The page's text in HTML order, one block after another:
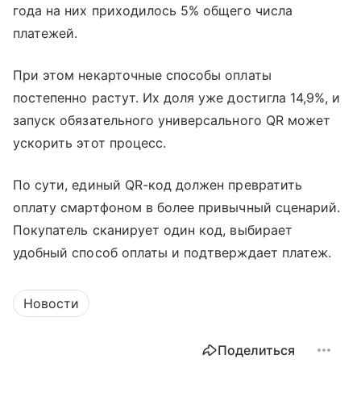
года на них приходилось 5% общего числа
платежей.
При этом некарточные способы оплаты
постепенно растут. Их доля уже достигла 14,9%, и
запуск обязательного универсального QR может
ускорить этот процесс.
По сути, единый QR-код должен превратить
оплату смартфоном в более привычный сценарий.
Покупатель сканирует один код, выбирает
удобный способ оплаты и подтверждает платеж.
Новости
Поделиться